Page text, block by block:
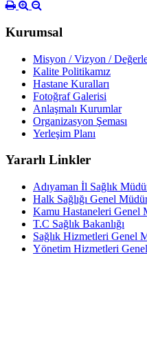
Kurumsal
Misyon / Vizyon /
Kalite Politikamız
Hastane Kuralları
Fotoğraf Galerisi
Anlaşmalı Kurumlar
Organizasyon Şeması
Yerleşim Planı
Yararlı Linkler
Adıyaman İl Sağlık
Halk Sağlığı Genel
Kamu Hastaneleri Genel
T.C Sağlık Bakanlığı
Sağlık Hizmetleri Genel
Yönetim Hizmetleri